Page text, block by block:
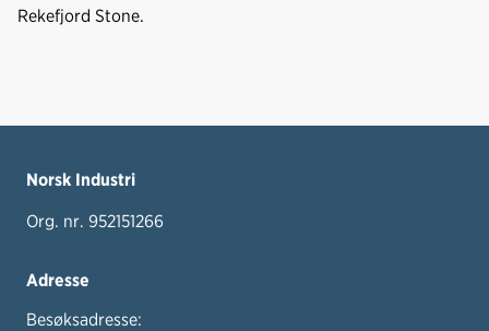
Rekefjord Stone.
Norsk Industri
Org. nr. 952151266
Adresse
Besøksadresse: